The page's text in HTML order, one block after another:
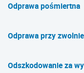
Odprawa pośmiertna
Odprawa przy
Odszkodowanie za